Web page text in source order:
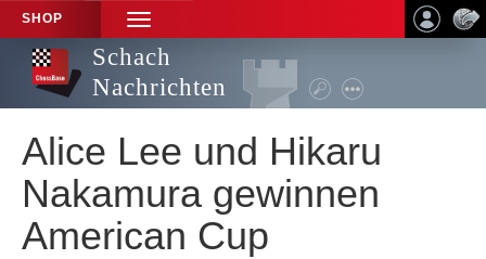
SHOP
TOGGLE
NAVIGATION
Schach
Nachrichten
Alice Lee und Hikaru
Nakamura gewinnen
American Cup